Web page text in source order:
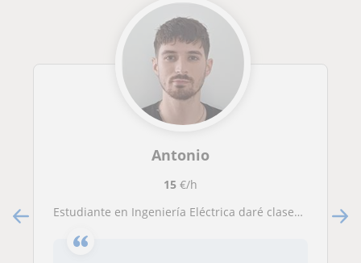
Antonio
15€/h
Estudiante en Ingeniería Eléctrica daré clases a niños de primaria y primeros cursos de la ESO que necesiten un refuerzo sólido.